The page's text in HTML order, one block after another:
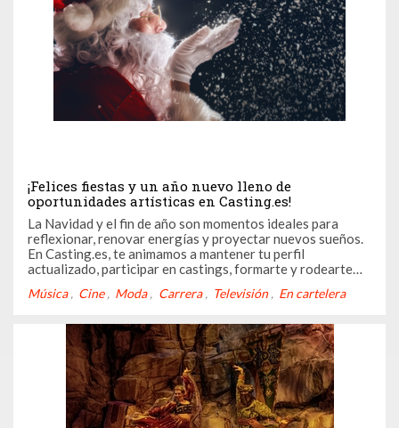
¡Felices fiestas y un año nuevo lleno de
oportunidades artísticas en Casting.es!
La Navidad y el fin de año son momentos ideales para
reflexionar, renovar energías y proyectar nuevos sueños.
En Casting.es, te animamos a mantener tu perfil
actualizado, participar en castings, formarte y rodearte
Música Cine Moda Carrera Televisión En cartelera